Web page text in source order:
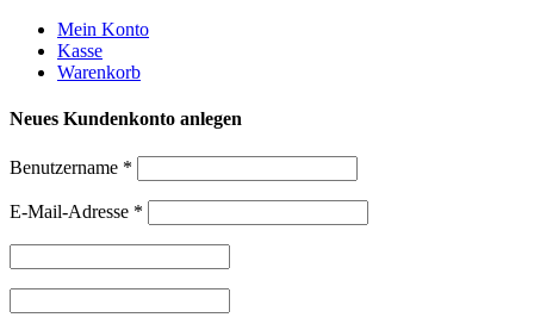
Weiter
zum
Inhalt
Mein Konto
Kasse
Warenkorb
Neues Kundenkonto anlegen
Benutzername *
E-Mail-Adresse *